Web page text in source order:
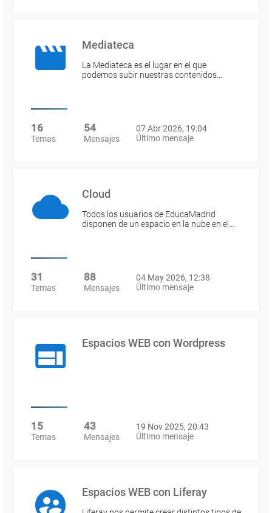
Mediateca
La Mediateca es el lugar en el que
podemos subir nuestras contenidos…
16
Temas
54
Mensajes
07 Abr 2026, 19:04
Último mensaje
Cloud
Todos los usuarios de EducaMadrid
disponen de un espacio en la nube en el…
31
Temas
88
Mensajes
04 May 2026, 12:38
Último mensaje
Espacios WEB con Wordpress
15
Temas
43
Mensajes
19 Nov 2025, 20:43
Último mensaje
Espacios WEB con Liferay